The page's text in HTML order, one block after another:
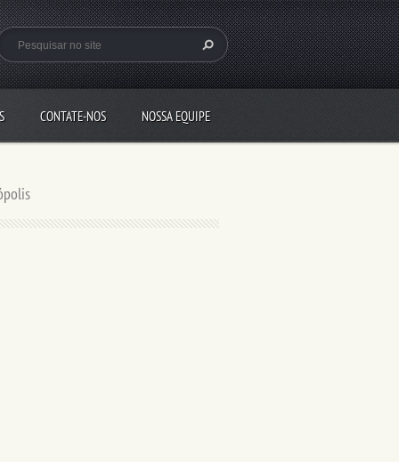
CONTATE-NOS NOSSA EQUIPE